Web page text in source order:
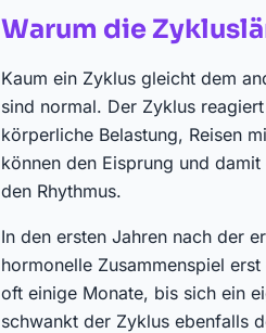
Warum die
Kaum ein Zyklus gleicht dem
sind normal. Der Zyklus
körperliche Belastung, Reisen
können den Eisprung und
den Rhythmus.
In den ersten Jahren nach der
hormonelle Zusammenspiel
oft einige Monate, bis sich ein
schwankt der Zyklus ebenfalls